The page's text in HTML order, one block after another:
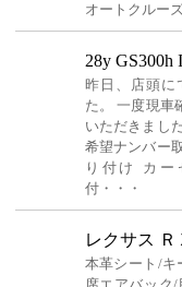
オートクルー
28y
昨日、店頭に
た。 一度現車
いただきまし
希望ナンバー
り付け カ
付・・・
レクサス Ｒ
本革シート/キ